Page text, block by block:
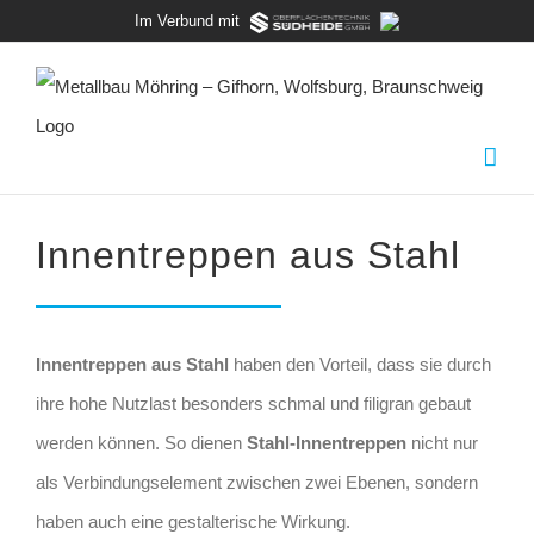
springen
Im Verbund mit
Innentreppen aus Stahl
Innentreppen aus Stahl haben den Vorteil, dass sie durch
ihre hohe Nutzlast besonders schmal und filigran gebaut
werden können. So dienen Stahl-Innentreppen nicht nur
als Verbindungselement zwischen zwei Ebenen, sondern
haben auch eine gestalterische Wirkung.